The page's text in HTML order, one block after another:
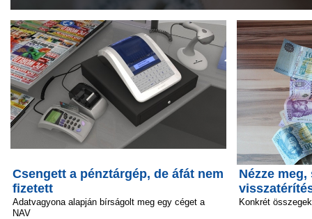
Csengett a pénztárgép, de áfát nem
fizetett
Adatvagyona alapján bírságolt meg egy céget a
NAV
Nézze
Konkrét